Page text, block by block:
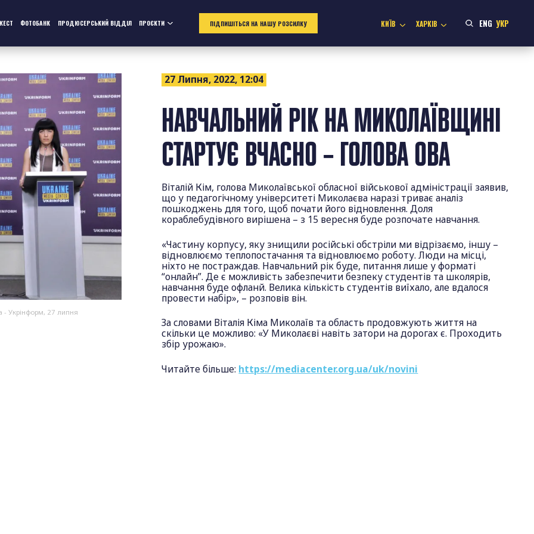
ФОТОБАНК ПРОДЮСЕРСЬКИЙ ВІДДІЛ ПРОЄКТИ ПІДПИШІТЬСЯ НА НАШУ РОЗСИЛКУ КИЇВ ХАРКІВ ENG УКР
- Укрінформ, 27 липня
27 Липня, 2022, 12:04
НАВЧАЛЬНИЙ РІК НА МИКОЛАЇВЩИНІ
СТАРТУЄ ВЧАСНО – ГОЛОВА ОВА
Віталій Кім, голова Миколаївської обласної військової адміністрації заявив,
що у педагогічному університеті Миколаєва наразі триває аналіз
пошкоджень для того, щоб почати його відновлення. Доля
кораблебудівного вирішена – з 15 вересня буде розпочате навчання.
«Частину корпусу, яку знищили російські обстріли ми відрізаємо, іншу –
відновлюємо теплопостачання та відновлюємо роботу. Люди на місці,
ніхто не постраждав. Навчальний рік буде, питання лише у форматі
“онлайн”. Де є можливість забезпечити безпеку студентів та школярів,
навчання буде офланй. Велика кількість студентів виїхало, але вдалося
провести набір», – розповів він.
За словами Віталія Кіма Миколаїв та область продовжують життя на
скільки це можливо: «У Миколаєві навіть затори на дорогах є. Проходить
збір урожаю».
Читайте більше: https://mediacenter.org.ua/uk/novini